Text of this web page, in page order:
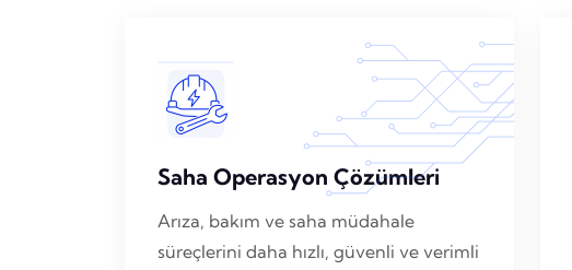
Saha Operasyon Çözümleri
Arıza, bakım ve saha müdahale
süreçlerini daha hızlı, güvenli ve verimli